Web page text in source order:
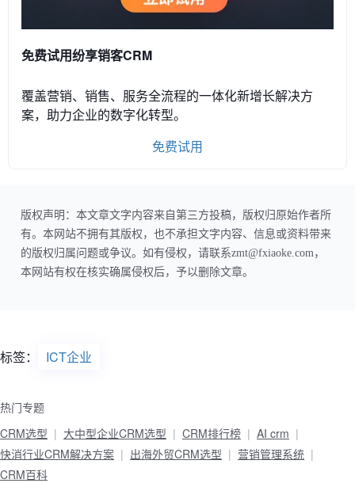
免费试用纷享销客CRM
覆盖营销、销售、服务全流程的一体化新增长解决方
案，助力企业的数字化转型。
免费试用
版权声明：本文章文字内容来自第三方投稿，版权归原始作者所
有。本网站不拥有其版权，也不承担文字内容、信息或资料带来
的版权归属问题或争议。如有侵权，请联系zmt@fxiaoke.com，
本网站有权在核实确属侵权后，予以删除文章。
标签： ICT企业
热门专题
CRM选型
大中型企业CRM选型 CRM排行榜
AI crm
快消行业CRM解决方案
出海外贸CRM选型
营销管理系统
CRM百科